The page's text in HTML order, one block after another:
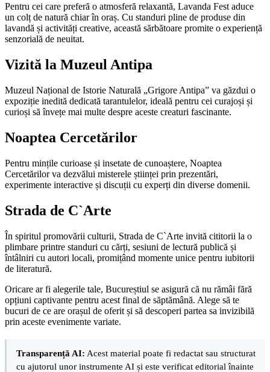
Pentru cei care preferă o atmosferă relaxantă, Lavanda Fest aduce
un colț de natură chiar în oraș. Cu standuri pline de produse din
lavandă și activități creative, această sărbătoare promite o experiență
senzorială de neuitat.
Vizită la Muzeul Antipa
Muzeul Național de Istorie Naturală „Grigore Antipa” va găzdui o
expoziție inedită dedicată tarantulelor, ideală pentru cei curajoși și
curioși să învețe mai multe despre aceste creaturi fascinante.
Noaptea Cercetărilor
Pentru mințile curioase și insetate de cunoaștere, Noaptea
Cercetărilor va dezvălui misterele științei prin prezentări,
experimente interactive și discuții cu experți din diverse domenii.
Strada de C`Arte
În spiritul promovării culturii, Strada de C`Arte invită cititorii la o
plimbare printre standuri cu cărți, sesiuni de lectură publică și
întâlniri cu autori locali, promițând momente unice pentru iubitorii
de literatură.
Oricare ar fi alegerile tale, Bucureștiul se asigură că nu rămâi fără
opțiuni captivante pentru acest final de săptămână. Alege să te
bucuri de ce are orașul de oferit și să descoperi partea sa invizibilă
prin aceste evenimente variate.
Transparență AI: Acest material poate fi redactat sau structurat
cu ajutorul unor instrumente AI și este verificat editorial înainte